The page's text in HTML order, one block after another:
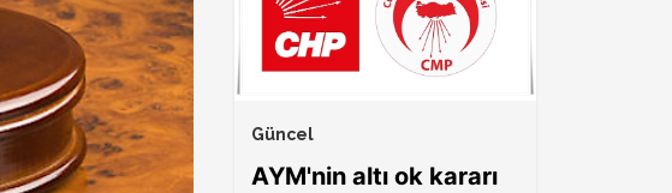
Güncel
AYM'nin altı ok kararı